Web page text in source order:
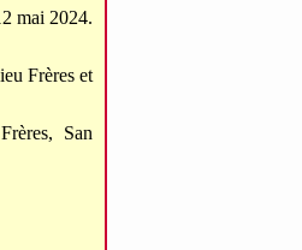
mai 2024.
Frères et
San